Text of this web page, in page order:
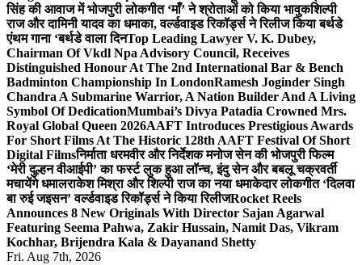
सिंह की आवाज में भोजपुरी लोकगीत ‘माँ’ ने श्रोताओं को किया भावुकशिल्पी
राज और दामिनी यादव का धमाका, वर्ल्डवाइड रिकॉर्ड्स ने रिलीज किया बर्थडे
एंथम गाना ‘बर्थडे वाला दिनTop Leading Lawyer V. K. Dubey,
Chairman Of Vkdl Npa Advisory Council, Receives
Distinguished Honour At The 2nd International Bar & Bench
Badminton Championship In LondonRamesh Joginder Singh
Chandra A Submarine Warrior, A Nation Builder And A Living
Symbol Of DedicationMumbai’s Divya Patadia Crowned Mrs.
Royal Global Queen 2026AAFT Introduces Prestigious Awards
For Short Films At The Historic 128th AAFT Festival Of Short
Digital Filmsनिर्माता धरमवीर और निर्देशक मनोज सेन की भोजपुरी फिल्म
‘मेरी दुल्हन वीआईपी’ का फर्स्ट लुक हुआ लॉन्च, इंदु सेन और बबलू चक्रवर्ती
मचायेंगे धमालराकेश मिश्रा और शिल्पी राज का नया धमाकेदार लोकगीत ‘दिलवा
बा रुई जइसन’ वर्ल्डवाइड रिकॉर्ड्स ने किया रिलीजRocket Reels
Announces 8 New Originals With Director Sajan Agarwal
Featuring Seema Pahwa, Zakir Hussain, Namit Das, Vikram
Kochhar, Brijendra Kala & Dayanand Shetty
Fri. Aug 7th, 2026